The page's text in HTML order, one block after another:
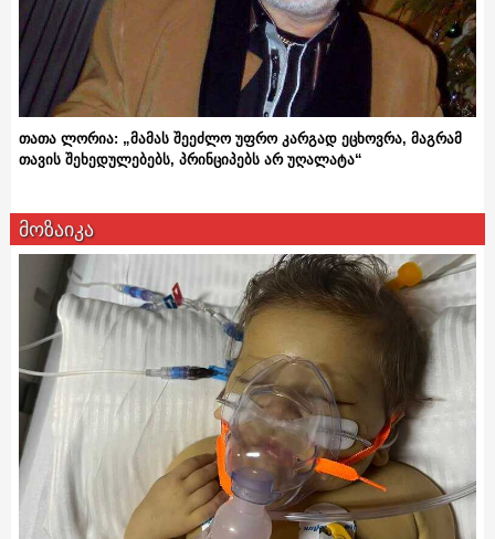
თათა ლორია: „მამას შეეძლო უფრო კარგად ეცხოვრა, მაგრამ
თავის შეხედულებებს, პრინციპებს არ უღალატა“
მოზაიკა